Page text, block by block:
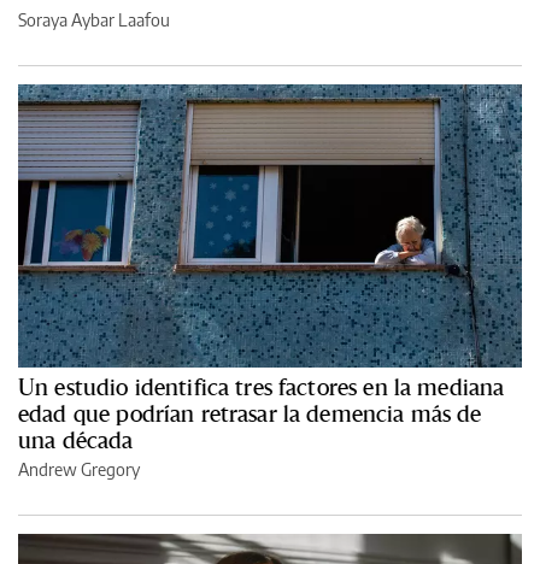
Soraya Aybar Laafou
Un estudio identifica tres factores en la mediana
edad que podrían retrasar la demencia más de
una década
Andrew Gregory